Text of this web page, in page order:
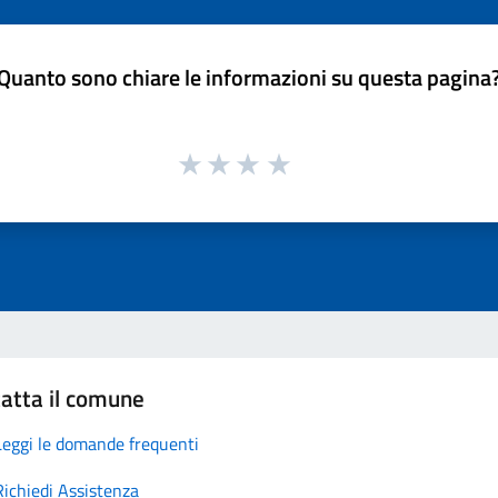
sono chiare le informazioni su questa
il comune
le domande frequenti
Assistenza